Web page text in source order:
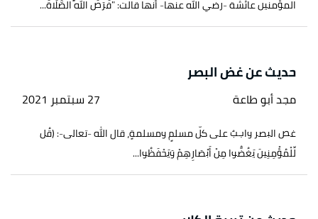
المؤمنين عائشة -رضي الله عنها- أنّها قالت: "فَرَضَ اللَّهُ الصَّلَاةَ...
حديث عن غض البصر
مجد أبو طاعة 27 سبتمبر 2021
غض البصر واجبٌ على كلّ مسلمٍ ومسلمةٍ، قال الله -تعالى-: (قُل
لِّلْمُؤْمِنِينَ يَغُضُّوا مِنْ أَبْصَارِهِمْ وَيَحْفَظُوا...